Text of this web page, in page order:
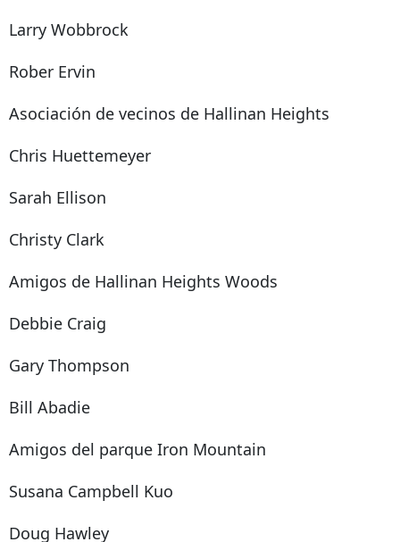
Larry Wobbrock
Rober Ervin
Asociación de vecinos de Hallinan Heights
Chris Huettemeyer
Sarah Ellison
Christy Clark
Amigos de Hallinan Heights Woods
Debbie Craig
Gary Thompson
Bill Abadie
Amigos del parque Iron Mountain
Susana Campbell Kuo
Doug Hawley